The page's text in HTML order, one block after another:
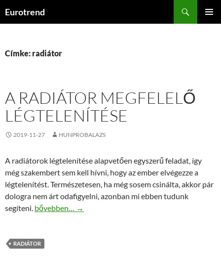
Eurotrend
Címke: radiátor
A RADIÁTOR MEGFELELŐ
LÉGTELENÍTÉSE
2019-11-27 HUNPROBALAZS
A radiátorok légtelenítése alapvetően egyszerű feladat, így
még szakembert sem kell hívni, hogy az ember elvégezze a
légtelenítést. Természetesen, ha még sosem csinálta, akkor pár
dologra nem árt odafigyelni, azonban mi ebben tudunk
segíteni. A radiátor megfelelő légtelenítése
bővebben… →
RADIÁTOR